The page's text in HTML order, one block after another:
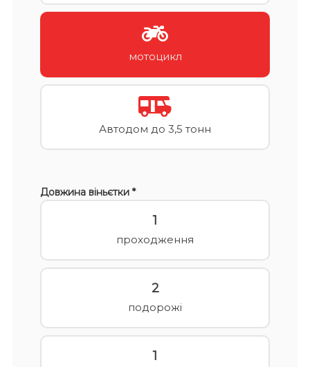
мотоцикл
Автодом до 3,5 тонн
Довжина віньєтки *
1
проходження
2
подорожі
1